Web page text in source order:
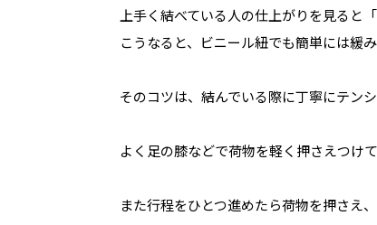
上手く結べている人の仕上がりを見ると
こうなると、ビニール紐でも簡単には緩み
そのコツは、結んでいる際に丁寧にテン
よく足の膝などで荷物を軽く押さえつけ
また行程をひとつ進めたら荷物を押さえ